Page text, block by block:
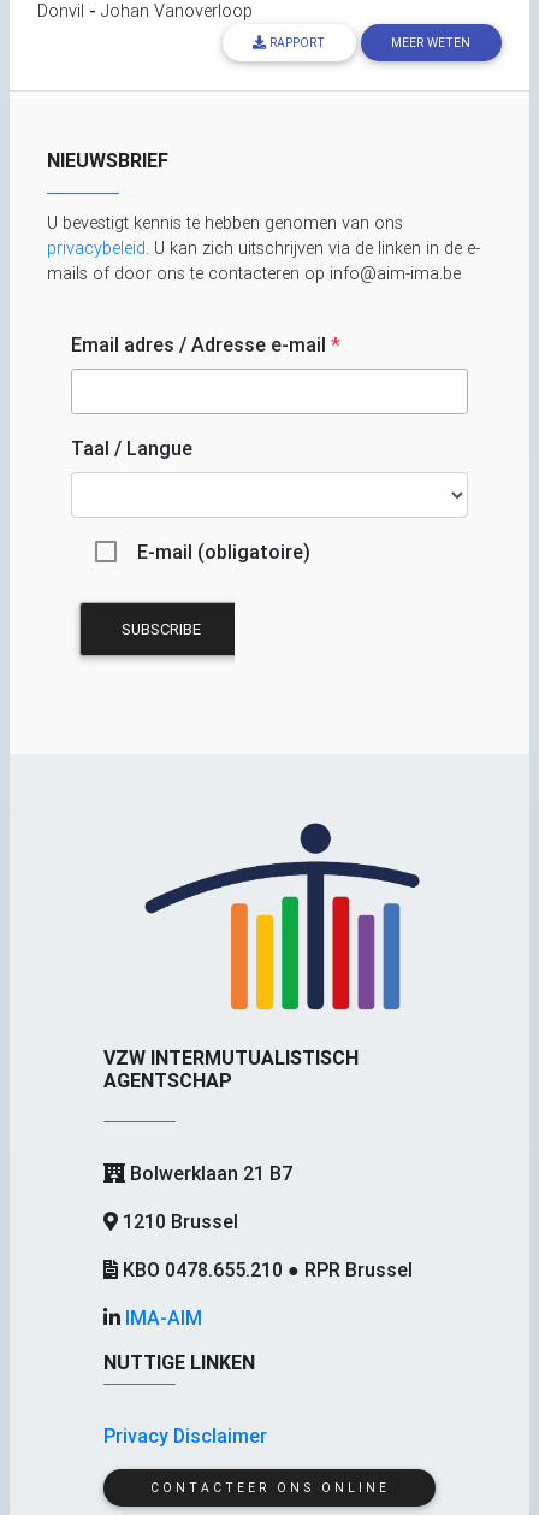
Donvil - Johan Vanoverloop
RAPPORT MEER WETEN
NIEUWSBRIEF
U bevestigt kennis te hebben genomen van ons
privacybeleid. U kan zich uitschrijven via de linken in de e-
mails of door ons te contacteren op info@aim-ima.be
Email adres / Adresse e-mail *
Taal / Langue
E-mail (obligatoire)
VZW INTERMUTUALISTISCH
AGENTSCHAP
Bolwerklaan 21 B7
1210 Brussel
KBO 0478.655.210 ● RPR Brussel
IMA-AIM
NUTTIGE LINKEN
Privacy Disclaimer
CONTACTEER ONS ONLINE